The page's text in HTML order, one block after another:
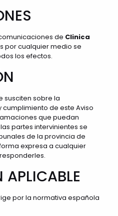
de Clinica
por cualquier medio se
los efectos.
susciten sobre la
de este Aviso
que puedan
partes intervinientes se
de la provincia de
expresa a cualquier
APLICABLE
por la normativa española